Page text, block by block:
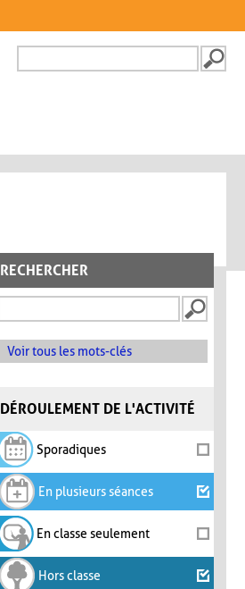
FORMULAIRE DE
RECHERCHER
Voir tous les mots-clés
DÉROULEMENT DE L'ACTIVITÉ
Sporadiques
En plusieurs séances
En classe seulement
Hors classe